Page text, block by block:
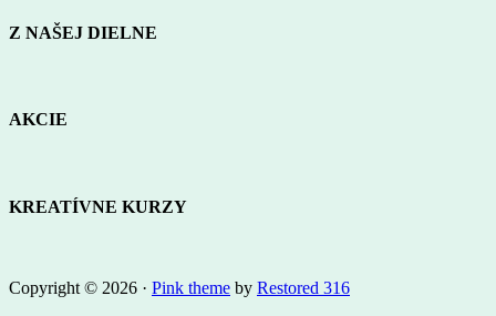
Z NAŠEJ DIELNE
AKCIE
KREATÍVNE KURZY
Copyright © 2026 · Pink theme by Restored 316